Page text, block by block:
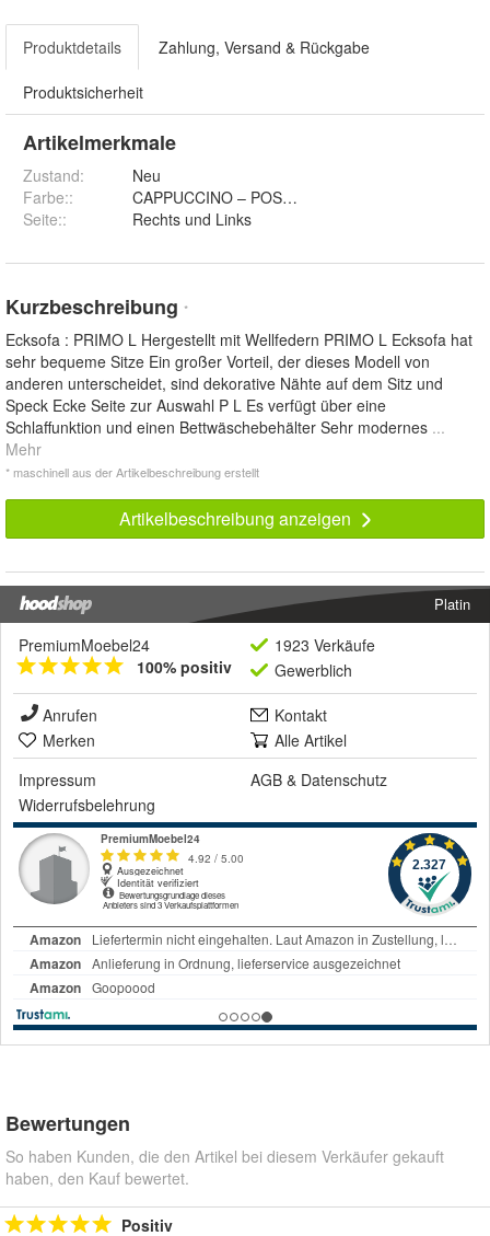
Produktdetails Zahlung, Versand & Rückgabe
Produktsicherheit
Artikelmerkmale
Zustand:
Neu
Farbe::
CAPPUCCINO – POSO 02, GINGER – POSO 01,
Seite:: Rechts und Links
Kurzbeschreibung *
Ecksofa : PRIMO L Hergestellt mit Wellfedern PRIMO L Ecksofa hat
sehr bequeme Sitze Ein großer Vorteil, der dieses Modell von
anderen unterscheidet, sind dekorative Nähte auf dem Sitz und
Speck Ecke Seite zur Auswahl P L Es verfügt über eine
Schlaffunktion und einen Bettwäschebehälter Sehr modernes ...
Mehr
* maschinell aus der Artikelbeschreibung erstellt
Artikelbeschreibung anzeigen
Platin
PremiumMoebel24
100% positiv
1923 Verkäufe
Gewerblich
Anrufen
Kontakt
Merken
Alle Artikel
Impressum
AGB & Datenschutz
Widerrufsbelehrung
Bewertungen
So haben Kunden, die den Artikel bei diesem Verkäufer gekauft
haben, den Kauf bewertet.
Positiv